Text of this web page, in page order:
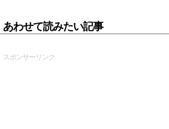
あわせて読みたい記事
スポンサーリンク